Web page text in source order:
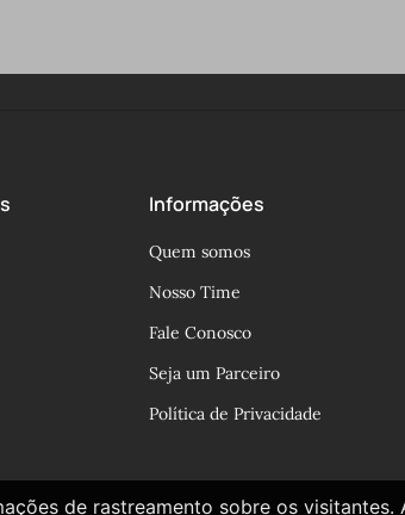
Informações
Quem somos
Nosso Time
Fale Conosco
Seja um Parceiro
Política de Privacidade
de rastreamento sobre os